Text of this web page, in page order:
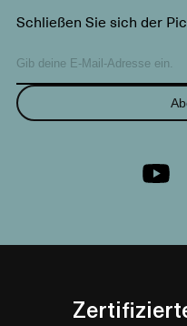
Schließen Sie sich der